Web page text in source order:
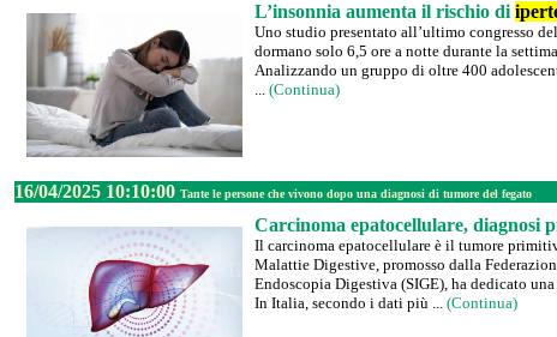
L’insonnia aumenta il rischio di
Uno studio presentato all’ultimo congresso
dormano solo 6,5 ore a notte durante la
Analizzando un gruppo di oltre 400
... (Continua)
16/04/2025 10:10:00 Tante le persone che vivono dopo una diagnosi di tumore del fegato
Carcinoma epatocellulare, diagnosi
Il carcinoma epatocellulare è il tumore
Malattie Digestive, promosso dalla
Endoscopia Digestiva (SIGE), ha dedicato una
In Italia, secondo i dati più ... (Continua)